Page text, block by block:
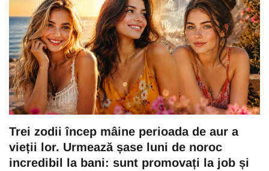
Trei zodii încep mâine perioada de aur a
vieții lor. Urmează șase luni de noroc
incredibil la bani: sunt promovați la job și